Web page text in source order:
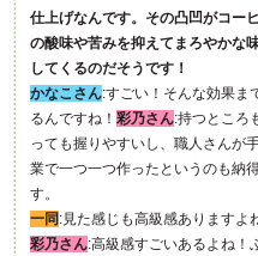
仕上げなんです。その凸凹がコー
の酸味や苦みを抑えてまろやかな
してくるのだそうです！
かなこさん:すごい！そんな効果ま
るんですね！ 彩乃さん:持つところ
っても握りやすいし、職人さんが
業で一つ一つ作ったというのも納
す。
一同 :見た感じも高級感ありますよ
彩乃さん:高級感すごいあるよね！